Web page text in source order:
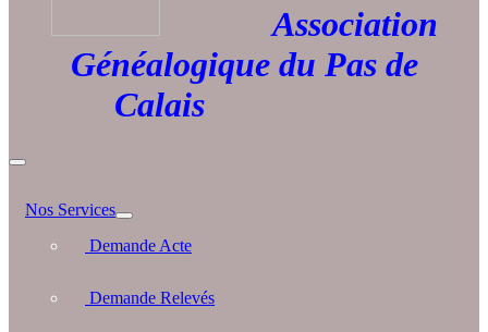
Association
Généalogique du Pas de
Calais
Nos Services
Demande Acte
Demande Relevés